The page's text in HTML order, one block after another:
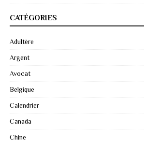
CATÉGORIES
Adultère
Argent
Avocat
Belgique
Calendrier
Canada
Chine